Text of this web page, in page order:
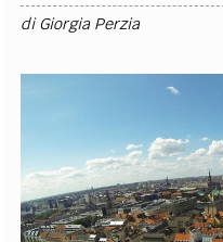
diGiorgia Perzia